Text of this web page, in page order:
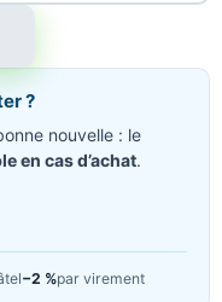
?
nouvelle : le
en cas d’achat.
−2 %par virement